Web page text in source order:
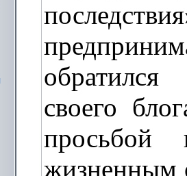
своего
просьбой
жизненным